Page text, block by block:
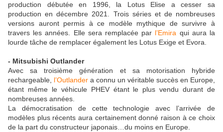
production débutée en 1996, la Lotus Elise a cesser sa
production en décembre 2021. Trois séries et de nombreuses
versions auront permis à ce modèle mythique de survivre à
travers les années. Elle sera remplacée par l’Emira qui aura la
lourde tâche de remplacer également les Lotus Exige et Evora.
- Mitsubishi Outlander
Avec sa troisième génération et sa motorisation hybride
rechargeable, l’Outlander a connu un véritable succès en Europe,
étant même le véhicule PHEV étant le plus vendu durant de
nombreuses années.
La démocratisation de cette technologie avec l’arrivée de
modèles plus récents aura certainement donné raison à ce choix
de la part du constructeur japonais…du moins en Europe.